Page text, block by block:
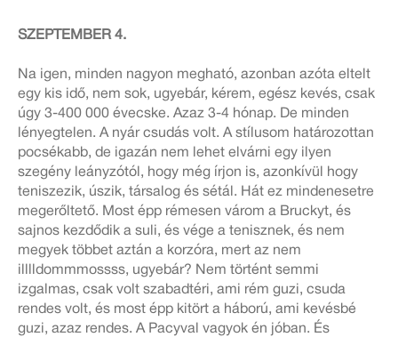
SZEPTEMBER 4.
Na igen, minden nagyon megható, azonban azóta eltelt
egy kis idő, nem sok, ugyebár, kérem, egész kevés, csak
úgy 3-400 000 évecske. Azaz 3-4 hónap. De minden
lényegtelen. A nyár csudás volt. A stílusom határozottan
pocsékabb, de igazán nem lehet elvárni egy ilyen
szegény leányzótól, hogy még írjon is, azonkívül hogy
teniszezik, úszik, társalog és sétál. Hát ez mindenesetre
megerőltető. Most épp rémesen várom a Bruckyt, és
sajnos kezdődik a suli, és vége a tenisznek, és nem
megyek többet aztán a korzóra, mert az nem
illlldommmossss, ugyebár? Nem történt semmi
izgalmas, csak volt szabadtéri, ami rém guzi, csuda
rendes volt, és most épp kitört a háború, ami kevésbé
guzi, azaz rendes. A Pacyval vagyok én jóban. És